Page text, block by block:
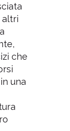
altri
che
una